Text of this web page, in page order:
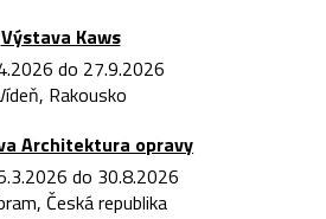
Výstava Kaws
do 27.9.2026
Rakousko
Architektura opravy
do 30.8.2026
Česká republika